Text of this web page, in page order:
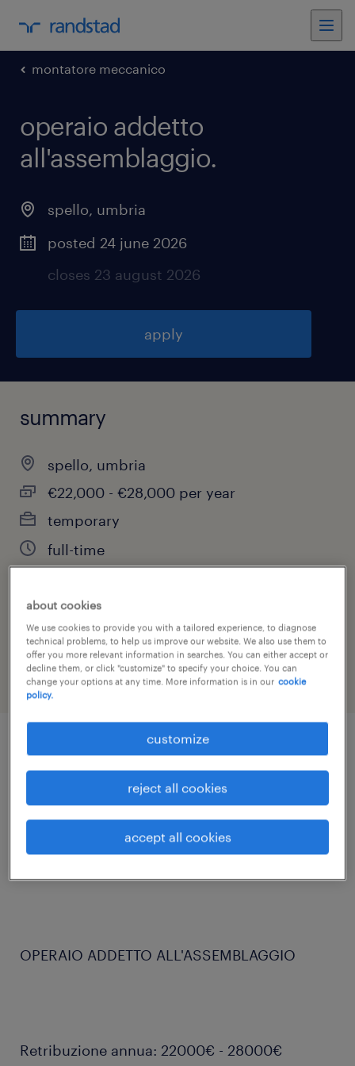
montatore meccanico
operaio addetto
all'assemblaggio.
spello, umbria
posted 24 june 2026
closes 23 august 2026
apply
summary
spello, umbria
€22,000 - €28,000 per year
temporary
full-time
job category
other
job details
ricerca per rinomata azienda metalmeccanica
del territorio, un
OPERAIO ADDETTO ALL'ASSEMBLAGGIO
Retribuzione annua: 22000€ - 28000€
about cookies
We use cookies to provide you with a tailored experience, to diagnose
technical problems, to help us improve our website. We also use them to
offer you more relevant information in searches. You can either accept or
decline them, or click "customize" to specify your choice. You can
change your options at any time. More information is in our cookie
policy.
customize
reject all cookies
accept all cookies